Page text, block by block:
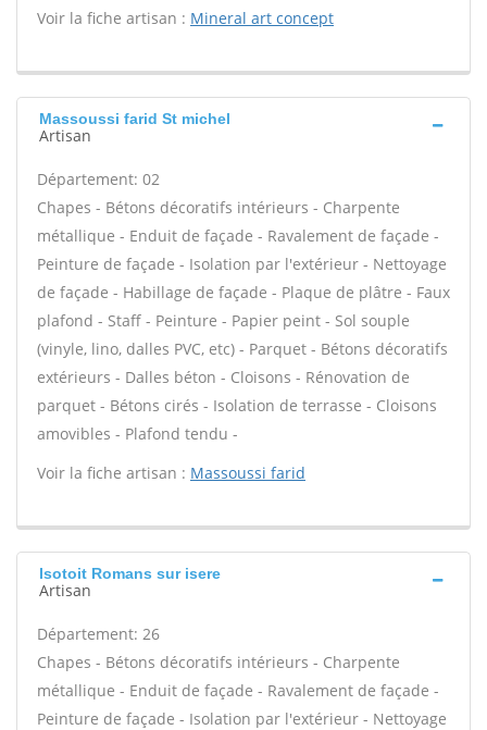
Voir la fiche artisan : Mineral art concept
Massoussi farid St michel
Artisan
Département: 02
Chapes - Bétons décoratifs intérieurs - Charpente
métallique - Enduit de façade - Ravalement de façade -
Peinture de façade - Isolation par l'extérieur - Nettoyage
de façade - Habillage de façade - Plaque de plâtre - Faux
plafond - Staff - Peinture - Papier peint - Sol souple
(vinyle, lino, dalles PVC, etc) - Parquet - Bétons décoratifs
extérieurs - Dalles béton - Cloisons - Rénovation de
parquet - Bétons cirés - Isolation de terrasse - Cloisons
amovibles - Plafond tendu -
Voir la fiche artisan : Massoussi farid
Isotoit Romans sur isere
Artisan
Département: 26
Chapes - Bétons décoratifs intérieurs - Charpente
métallique - Enduit de façade - Ravalement de façade -
Peinture de façade - Isolation par l'extérieur - Nettoyage